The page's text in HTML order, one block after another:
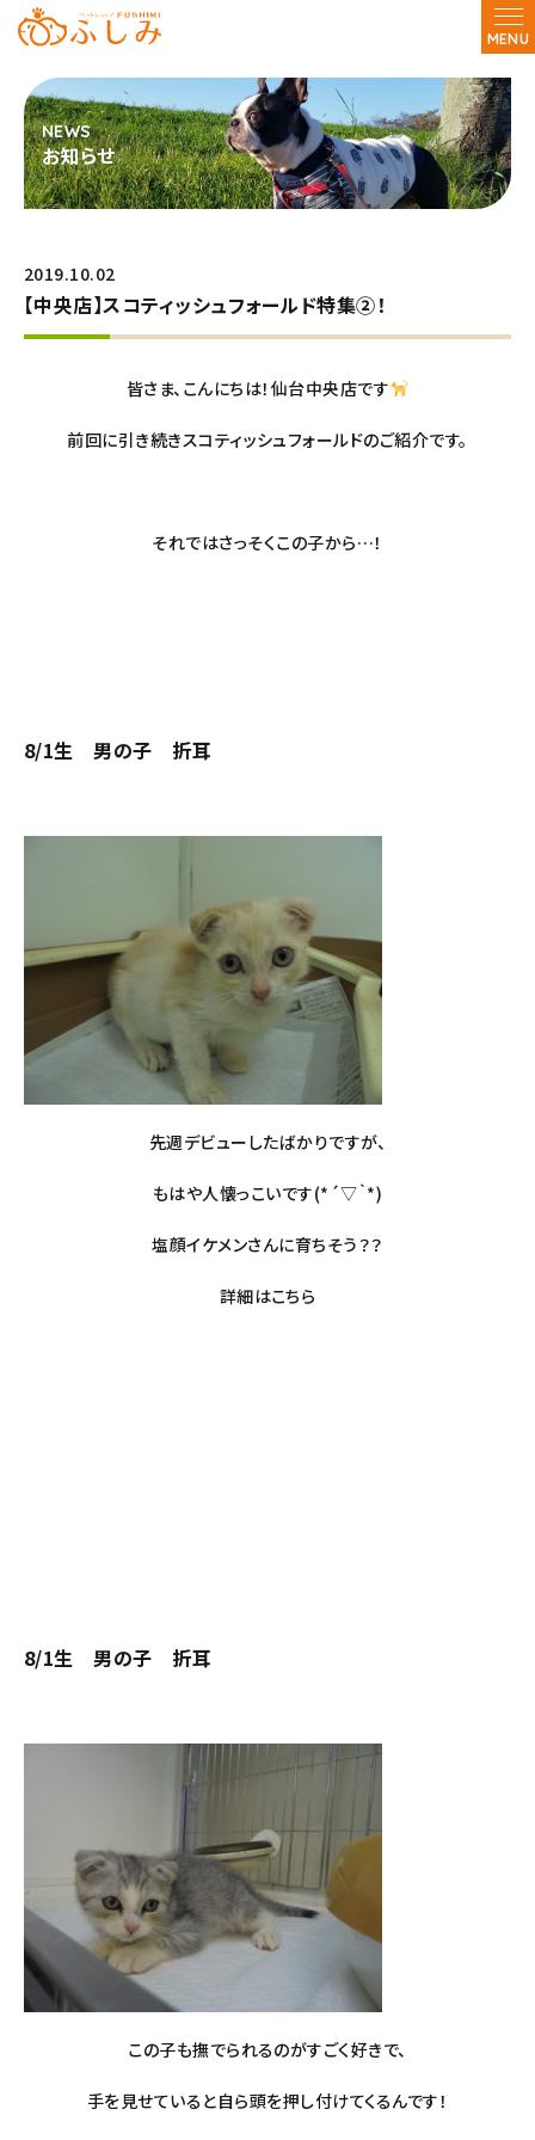
MENU
お知らせ
2019.10.02
【中央店】スコティッシュフォールド特集②！
皆さま、こんにちは！仙台中央店です
前回に引き続きスコティッシュフォールドのご紹介です。
それではさっそくこの子から…！
8/1生 男の子 折耳
先週デビューしたばかりですが、
もはや人懐っこいです(*´▽｀*)
塩顔イケメンさんに育ちそう？？
詳細はこちら
8/1生 男の子 折耳
この子も撫でられるのがすごく好きで、
手を見せていると自ら頭を押し付けてくるんです！